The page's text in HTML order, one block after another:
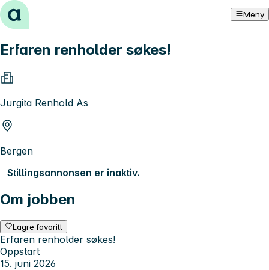
Hopp til innhold Meny
Erfaren renholder søkes!
Jurgita Renhold As
Bergen
Stillingsannonsen er inaktiv.
Om jobben
Lagre favoritt
Erfaren renholder søkes!
Oppstart
15. juni 2026